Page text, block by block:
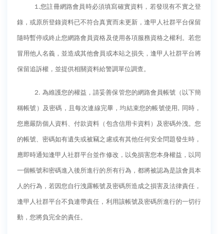
1.您註冊網路會員時必須填寫確實資料，若發現有不實之登
錄，或原所登錄資料已不符合真實而未更新，逢甲人社群平台保留
隨時暫停或終止您網路會員資格及使用各項服務資格之權利。若您
冒用他人名義，並造成其他會員或本站之損失，逢甲人社群平台將
保留追訴權，並提供相關資料給警調單位調查。
2.為維護您的權益，請妥善保管您的網路會員帳號（以下簡
稱帳號）及密碼，且每次連線完畢，均結束您的帳號使用, 同時，
您應嚴防個人資料、付款資料（包含信用卡資料）及密碼外洩。您
的帳號、密碼如有遺失或被竊之慮或有其他任何安全問題發生時，
應即時通知逢甲人社群平台並作修改，以免損害您本身權益，以同
一個帳號和密碼進入後所進行的所有行為，都將被認為是該會員本
人的行為，若因您自行洩露帳號及密碼所造成之損害及法律責任，
逢甲人社群平台不負連帶責任，利用該帳號及密碼所進行的一切行
動，您將負完全的責任。